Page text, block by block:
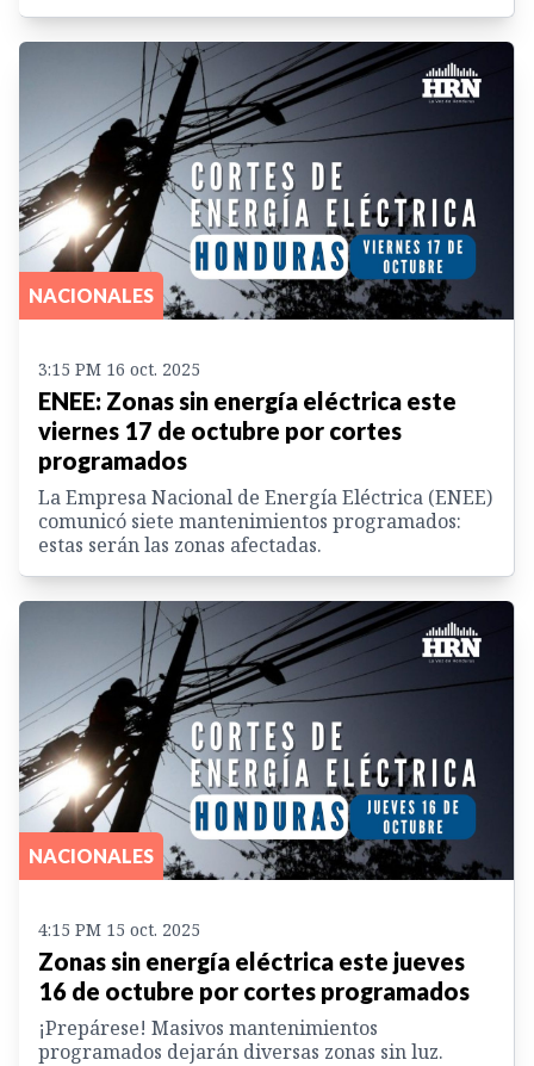
NACIONALES
3:15 PM 16 oct. 2025
ENEE: Zonas sin energía eléctrica este
viernes 17 de octubre por cortes
programados
La Empresa Nacional de Energía Eléctrica (ENEE)
comunicó siete mantenimientos programados:
estas serán las zonas afectadas.
NACIONALES
4:15 PM 15 oct. 2025
Zonas sin energía eléctrica este jueves
16 de octubre por cortes programados
¡Prepárese! Masivos mantenimientos
programados dejarán diversas zonas sin luz.